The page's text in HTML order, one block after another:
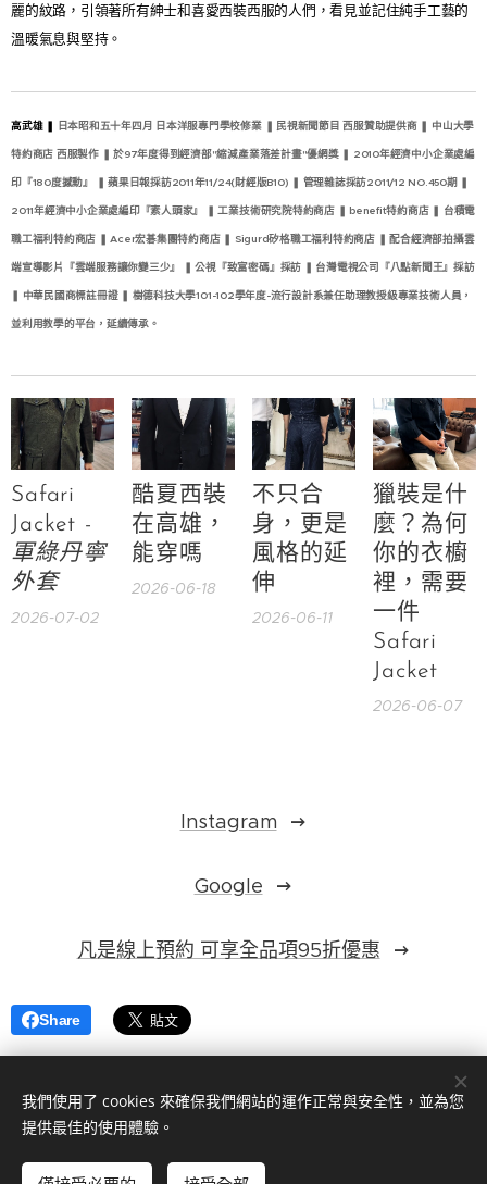
麗的紋路，引領著所有紳士和喜愛西裝西服的人們，看見並記住純手工藝的
溫暖氣息與堅持。
高武雄 ❚ 日本昭和五十年四月 日本洋服專門學校修業 ❚ 民視新聞節目 西服贊助提供商 ❚ 中山大學
特約商店 西服製作 ❚ 於97年度得到經濟部"縮減產業落差計畫"優網獎 ❚ 2010年經濟中小企業處編
印『180度撼動』 ❚ 蘋果日報採訪2011年11/24(財經版B10) ❚ 管理雜誌採訪2011/12 NO.450期 ❚
2011年經濟中小企業處編印『素人頭家』 ❚ 工業技術研究院特約商店 ❚ benefit特約商店 ❚ 台積電
職工福利特約商店 ❚ Acer宏碁集團特約商店 ❚ Sigurd矽格職工福利特約商店 ❚ 配合經濟部拍攝雲
端宣導影片『雲端服務讓你變三少』 ❚ 公視『致富密碼』採訪 ❚ 台灣電視公司『八點新聞王』採訪
❚ 中華民國商標註冊證 ❚ 樹德科技大學101-102學年度-流行設計系兼任助理教授級專業技術人員，
並利用教學的平台，延續傳承。
Safari
Jacket -
軍綠丹寧
外套
2026-07-02
酷夏西裝
在高雄，
能穿嗎
2026-06-18
不只合
身，更是
風格的延
伸
2026-06-11
獵裝是什
麼？為何
你的衣櫥
裡，需要
一件
Safari
Jacket
2026-06-07
Instagram
Google
凡是線上預約 可享全品項95折優惠
Share
©2023拿破倫手工西服（手工客製化西裝訂做）
我們使用了 cookies 來確保我們網站的運作正常與安全性，並為您
提供最佳的使用體驗。